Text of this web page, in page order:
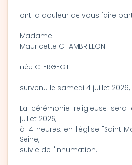
ont la douleur de vous faire
Madame
Mauricette CHAMBRILLON
née CLERGEOT
survenu le samedi 4 juillet
La cérémonie religieuse sera
juillet 2026,
à 14 heures, en l'église "Saint
Seine,
suivie de l'inhumation.